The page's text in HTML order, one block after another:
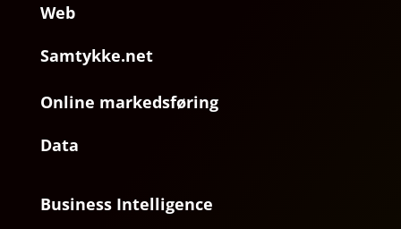
Web
Samtykke.net
Online markedsføring
Data
Business Intelligence